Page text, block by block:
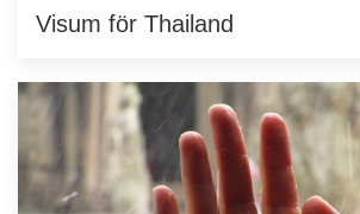
Visum för Thailand